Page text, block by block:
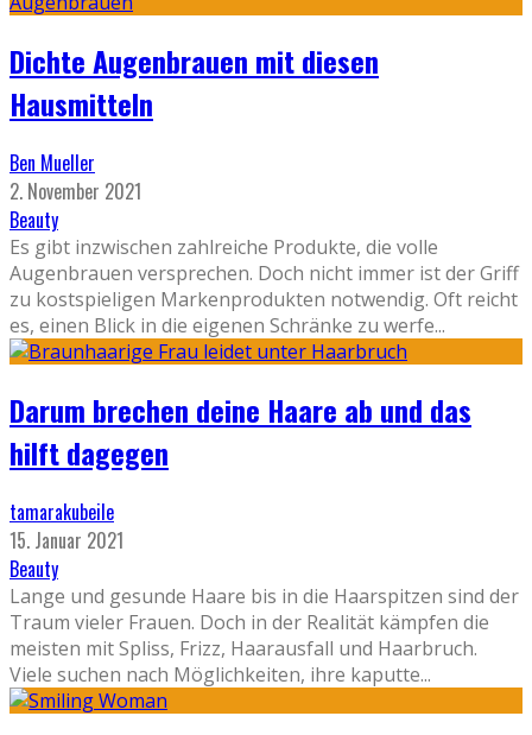
Dichte Augenbrauen mit diesen
Hausmitteln
Ben Mueller
2. November 2021
Beauty
Es gibt inzwischen zahlreiche Produkte, die volle
Augenbrauen versprechen. Doch nicht immer ist der Griff
zu kostspieligen Markenprodukten notwendig. Oft reicht
es, einen Blick in die eigenen Schränke zu werfe...
Darum brechen deine Haare ab und das
hilft dagegen
tamarakubeile
15. Januar 2021
Beauty
Lange und gesunde Haare bis in die Haarspitzen sind der
Traum vieler Frauen. Doch in der Realität kämpfen die
meisten mit Spliss, Frizz, Haarausfall und Haarbruch.
Viele suchen nach Möglichkeiten, ihre kaputte...